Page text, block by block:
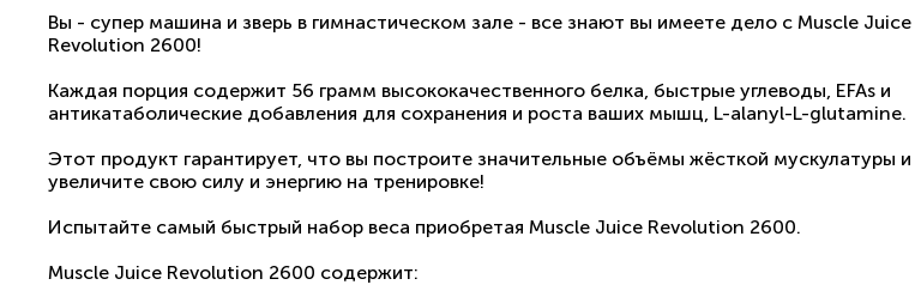
Вы - супер машина и зверь в гимнастическом зале - все знают вы имеете дело с Muscle Juice
Revolution 2600!
Каждая порция содержит 56 грамм высококачественного белка, быстрые углеводы, EFAs и
антикатаболические добавления для сохранения и роста ваших мышц, L-alanyl-L-glutamine.
Этот продукт гарантирует, что вы построите значительные объёмы жёсткой мускулатуры и
увеличите свою силу и энергию на тренировке!
Испытайте самый быстрый набор веса приобретая Muscle Juice Revolution 2600.
Muscle Juice Revolution 2600 содержит: